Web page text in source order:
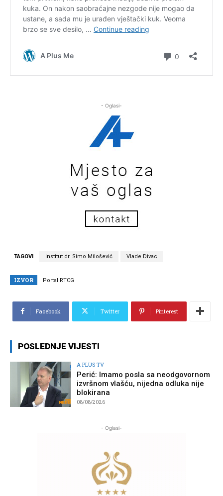
- Oglasi-
TAGOVI Institut dr. Simo Milošević Vlade Divac
IZVOR Portal RTCG
Facebook Twitter Pinterest
POSLEDNJE VIJESTI
A PLUS TV
Perić: Imamo posla sa neodgovornom
izvršnom vlašću, nijedna odluka nije
blokirana
08/08/2026
- Oglasi-